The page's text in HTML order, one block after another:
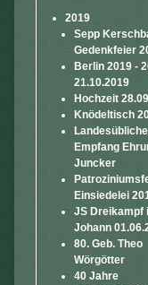
2019
Sepp
Gedenkfeier
Berlin 2019 -
21.10.2019
Hochzeit
Knödeltisch
Empfang
Juncker
Einsiedelei
JS Dreikampf
Johann
80. Geb. Theo
Wörgötter
40 Jahre